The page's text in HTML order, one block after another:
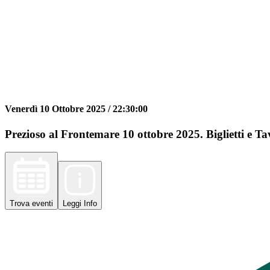
Venerdì 10 Ottobre 2025 /22:30:00
Prezioso al Frontemare 10 ottobre 2025. Biglietti e
Trova eventi Leggi Info